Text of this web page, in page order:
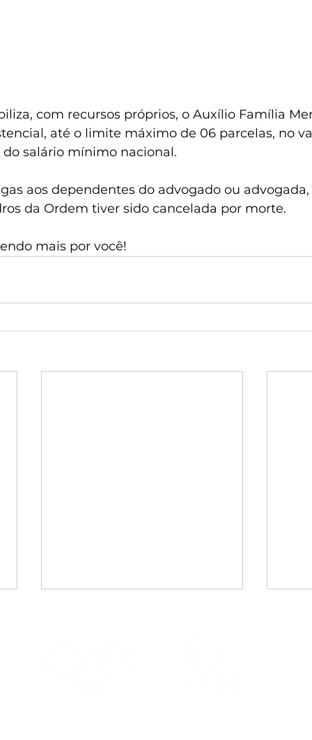
com recursos próprios, o Auxílio Família
até o limite máximo de 06 parcelas, no
salário mínimo nacional.
aos dependentes do advogado ou advogada,
da Ordem tiver sido cancelada por morte.
mais por você!